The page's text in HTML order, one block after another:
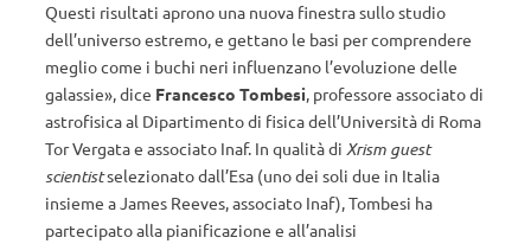
Questi risultati aprono una nuova finestra sullo studio
dell’universo estremo, e gettano le basi per comprendere
meglio come i buchi neri influenzano l’evoluzione delle
galassie», dice Francesco Tombesi, professore associato di
astrofisica al Dipartimento di fisica dell’Università di Roma
Tor Vergata e associato Inaf. In qualità di Xrism guest
scientistselezionato dall’Esa (uno dei soli due in Italia
insieme a James Reeves, associato Inaf), Tombesi ha
partecipato alla pianificazione e all’analisi